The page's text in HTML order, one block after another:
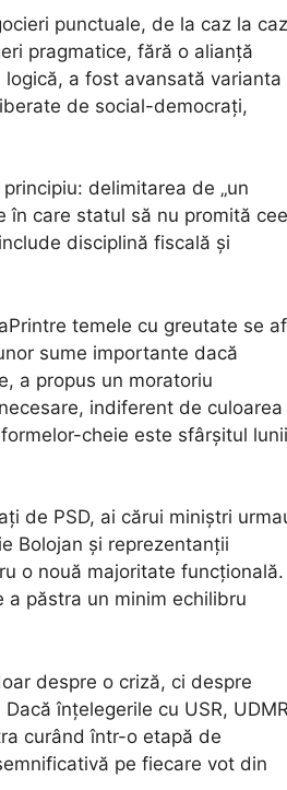
punctuale, de la caz la
pragmatice, fără o alianță
a fost avansată varianta
de social-democrați,
delimitarea de „un
în care statul să nu promită
disciplină fiscală și
temele cu greutate se
sume importante dacă
a propus un moratoriu
indiferent de culoarea
cheie este sfârșitul lunii
de PSD, ai cărui miniștri
Bolojan și reprezentanții
o nouă majoritate funcțională.
păstra un minim echilibru
despre o criză, ci despre
înțelegerile cu USR,
curând într-o etapă de
pe fiecare vot din